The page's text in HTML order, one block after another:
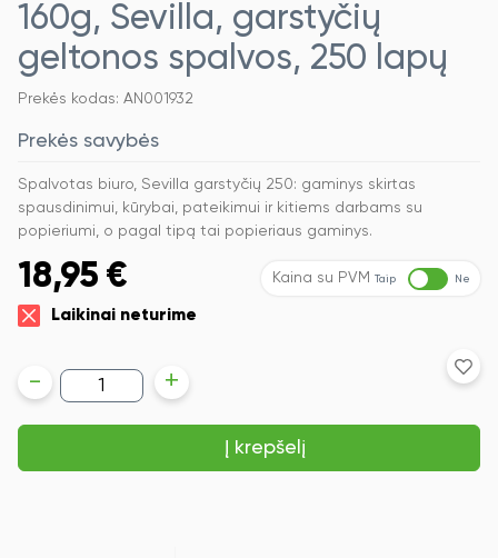
160g, Sevilla, garstyčių
geltonos spalvos, 250 lapų
Prekės kodas: AN001932
Prekės savybės
Spalvotas biuro, Sevilla garstyčių 250: gaminys skirtas
spausdinimui, kūrybai, pateikimui ir kitiems darbams su
popieriumi, o pagal tipą tai popieriaus gaminys.
18,95 € Kaina su PVM Taip Ne
Laikinai neturime
produkto
kiekis:
Spalvotas
biuro
Image
- +
Į krepšelį